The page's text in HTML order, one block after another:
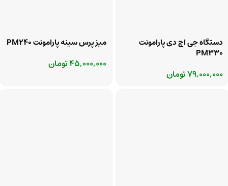
دستگاه جی اچ دی پارامونت
PM330
79,000,000تومان
میز پرس سینه پارامونت PM240
45,000,000تومان